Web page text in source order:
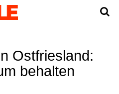
Ost­fries­land:
behal­ten